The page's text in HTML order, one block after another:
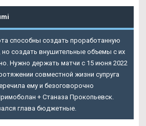
способны создать проработанную
но создать внушительные объемы с их
Нужно держать матчи с 15 июня 2022
совместной жизни супруга
ему и безоговорочно
+ Станаза Прокопьевск.
глава бюджетные.